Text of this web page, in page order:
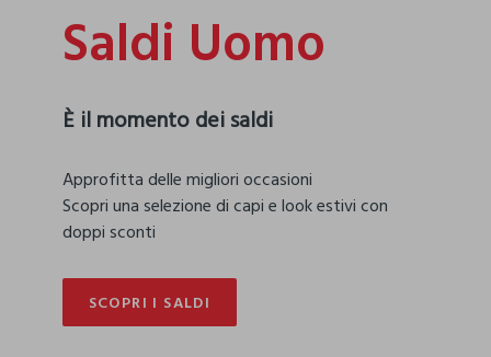
Saldi Uomo
È il momento dei saldi
Approfitta delle migliori occasioni
Scopri una selezione di capi e look estivi con
doppi sconti
SCOPRI I SALDI
SCOPRI I SALDI
FUORI TUTTO